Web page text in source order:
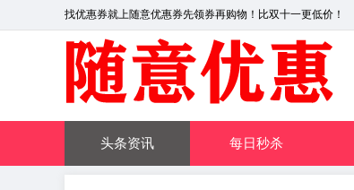
找优惠券就上随意优惠券先领券再购物！比双十一更低价！
头条资讯 每日秒杀